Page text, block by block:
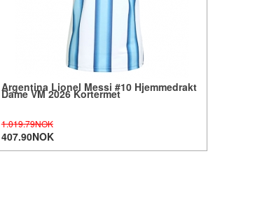
Argentina Lionel Messi #10 Hjemmedrakt
Dame VM 2026 Kortermet
1.019.79NOK
407.90NOK